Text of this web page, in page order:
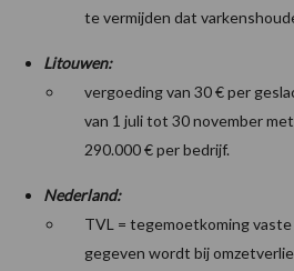
te vermijden dat
Litouwen:
vergoeding van 30 € per
van 1 juli tot 30 november
290.000 € per bedrijf.
Nederland:
TVL = tegemoetkoming
gegeven wordt bij